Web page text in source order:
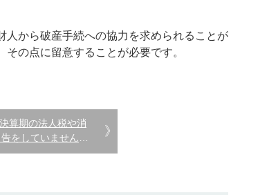
人から破産手続への協力を求められることが
の点に留意することが必要です。
算期の法人税や消
をしていません。
させることはでき